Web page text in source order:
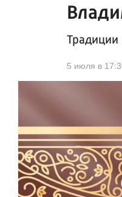
Традиции
5 июля в